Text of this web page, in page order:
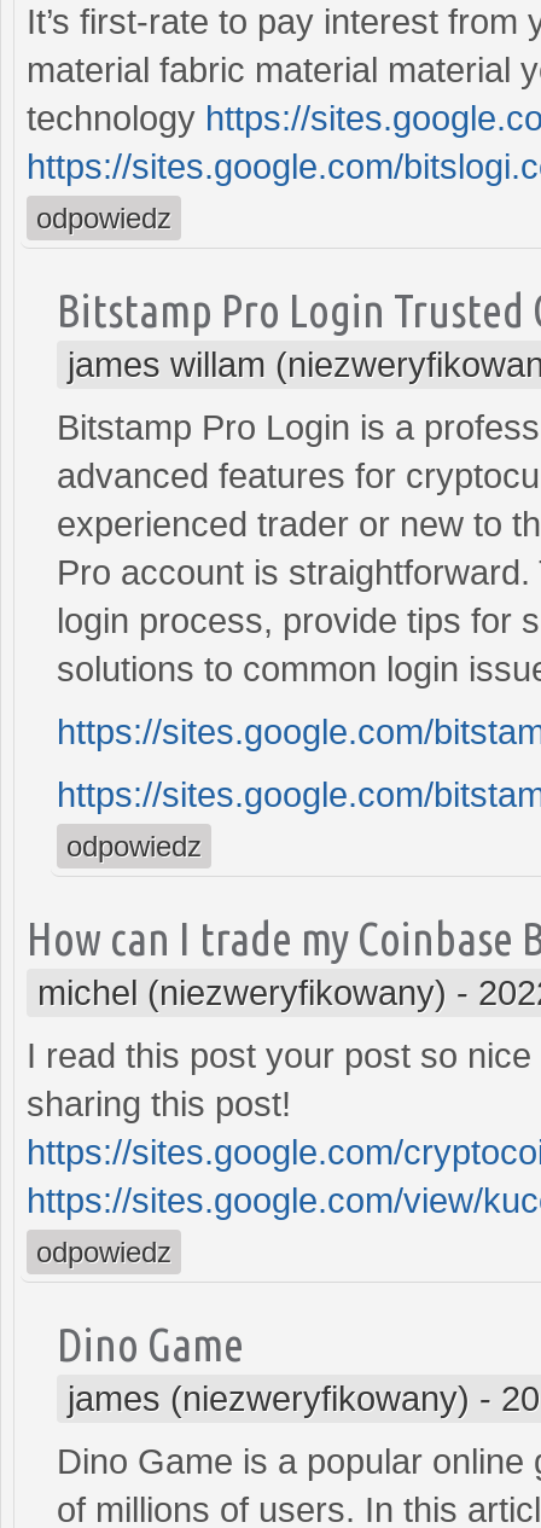
It’s first-rate to pay interest from
material fabric material material
technology https://
https://sites.google.com/
odpowiedz
Bitstamp Pro Login Trusted
james willam
Bitstamp Pro Login is a
advanced features for
experienced trader or new to
Pro account is
login process, provide tips for
solutions to common login
https://sites.google.com/
https://sites.google.com/
odpowiedz
How can I trade my Coinbase
michel (niezweryfikowany) -
I read this post your post so
sharing this post!
https://sites.google.com/
https://sites.google.com/view/
odpowiedz
Dino Game
james (niezweryfikowany) -
Dino Game is a popular
of millions of users. In this